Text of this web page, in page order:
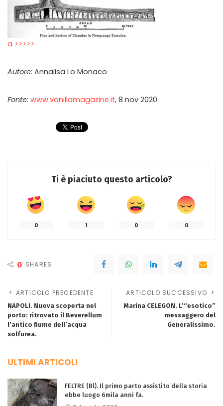
a >>>>>
Autore: Annalisa Lo Monaco
Fonte: www.vanillamagazine.it, 8 nov 2020
Ti è piaciuto questo articolo?
0 1 0 0
0 SHARES
ARTICOLO PRECEDENTE
NAPOLI. Nuova scoperta nel
porto: ritrovato il Beverellum
l’antico fiume dell’acqua
solfurea.
ARTICOLO SUCCESSIVO
Marina CELEGON. L’“esotico”
messaggero del
Generalissimo.
ULTIMI ARTICOLI
FELTRE (Bl). Il primo parto assistito della storia
ebbe luogo 6mila anni fa.